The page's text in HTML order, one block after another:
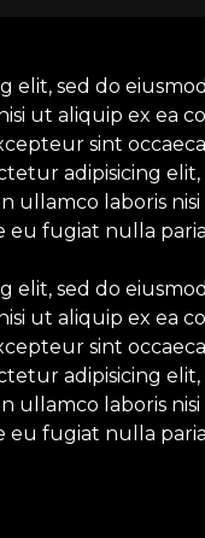
elit, sed do
ut aliquip ex
sint
adipisicing
ullamco laboris
eu fugiat nulla
elit, sed do
ut aliquip ex
sint
adipisicing
ullamco laboris
eu fugiat nulla